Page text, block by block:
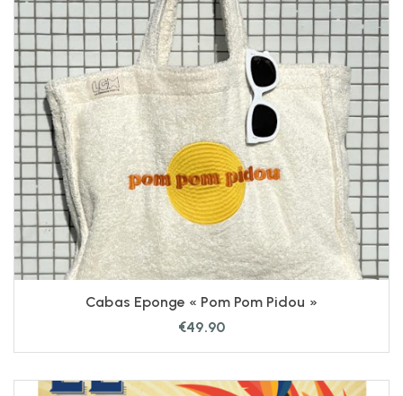
Cabas Eponge « Pom Pom Pidou »
€49.90